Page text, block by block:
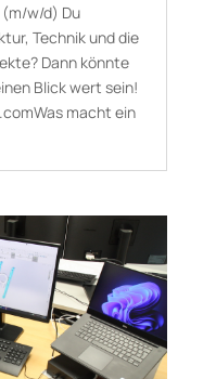
w/d) Du
Technik und die
Dann könnte
Blick wert sein!
macht ein